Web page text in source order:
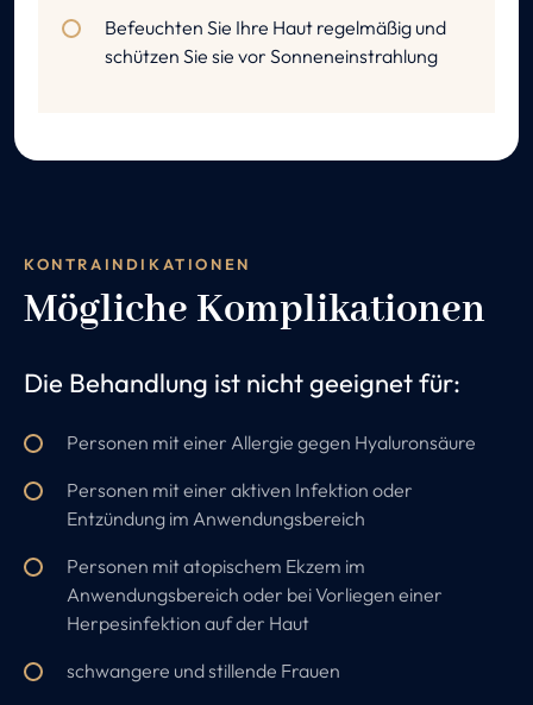
Befeuchten Sie Ihre Haut regelmäßig und
schützen Sie sie vor Sonneneinstrahlung
KONTRAINDIKATIONEN
Mögliche Komplikationen
Die Behandlung ist nicht geeignet für:
Personen mit einer Allergie gegen Hyaluronsäure
Personen mit einer aktiven Infektion oder
Entzündung im Anwendungsbereich
Personen mit atopischem Ekzem im
Anwendungsbereich oder bei Vorliegen einer
Herpesinfektion auf der Haut
schwangere und stillende Frauen